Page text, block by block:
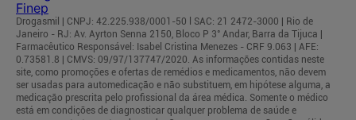
Drogasmil | CNPJ: 42.225.938/0001-50 l SAC: 21 2472-3000 | Rio de
Janeiro - RJ: Av. Ayrton Senna 2150, Bloco P 3° Andar, Barra da Tijuca |
Farmacêutico Responsável: Isabel Cristina Menezes - CRF 9.063 | AFE:
0.73581.8 | CMVS: 09/97/137747/2020. As informações contidas neste
site, como promoções e ofertas de remédios e medicamentos, não devem
ser usadas para automedicação e não substituem, em hipótese alguma, a
medicação prescrita pelo profissional da área médica. Somente o médico
está em condições de diagnosticar qualquer problema de saúde e